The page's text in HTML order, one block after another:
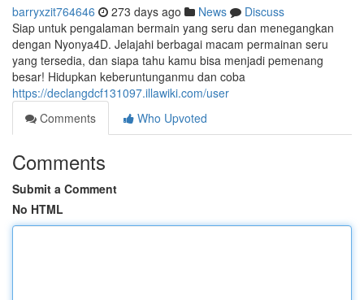
barryxzit764646 273 days ago News
Discuss
Siap untuk pengalaman bermain yang seru dan menegangkan
dengan Nyonya4D. Jelajahi berbagai macam permainan seru
yang tersedia, dan siapa tahu kamu bisa menjadi pemenang
besar! Hidupkan keberuntunganmu dan coba
https://declangdcf131097.illawiki.com/user
Comments
Who Upvoted
Comments
Submit a Comment
No HTML